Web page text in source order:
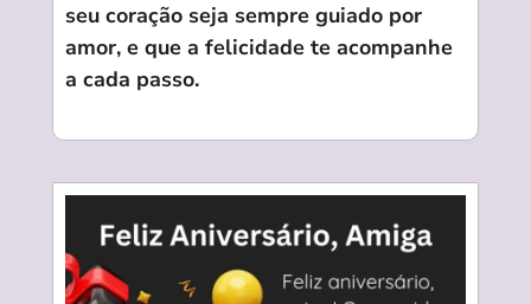
seu coração seja sempre guiado por
amor, e que a felicidade te acompanhe
a cada passo.